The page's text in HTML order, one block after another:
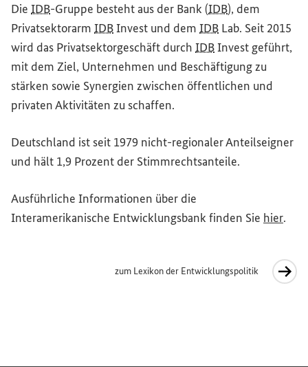
Die IDB-Gruppe besteht aus der Bank (IDB), dem
Privatsektorarm IDBInvest und dem IDB Lab. Seit 2015
wird das Privatsektorgeschäft durch IDBInvest geführt,
mit dem Ziel, Unternehmen und Beschäftigung zu
stärken sowie Synergien zwischen öffentlichen und
privaten Aktivitäten zu schaffen.
Deutschland ist seit 1979 nicht-regionaler Anteilseigner
und hält 1,9 Prozent der Stimmrechtsanteile.
Ausführliche Informationen über die
Interamerikanische Entwicklungsbank finden Sie hier.
zum Lexikon der Entwicklungspolitik
Interner Link